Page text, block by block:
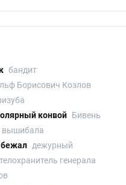
бандит
Борисович Козлов
конвой Бивень
вышибала
бежал дежурный
телохранитель генерала